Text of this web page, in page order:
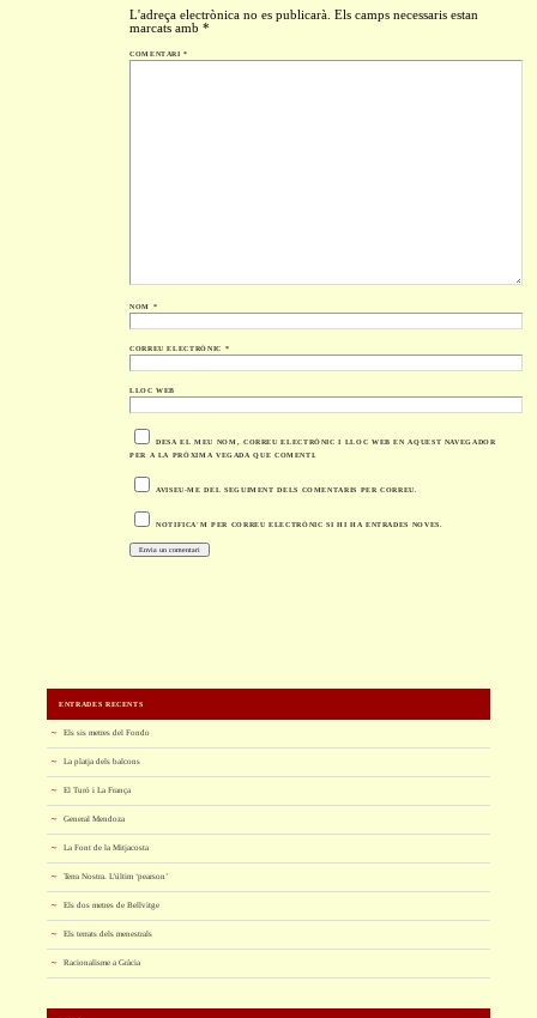
L'adreça electrònica no es publicarà. Els camps necessaris estan
marcats amb *
COMENTARI*
NOM *
CORREU ELECTRÒNIC *
LLOC WEB
DESA EL MEU NOM, CORREU ELECTRÒNIC I LLOC WEB EN AQUEST NAVEGADOR
PER A LA PRÒXIMA VEGADA QUE COMENTI.
AVISEU-ME DEL SEGUIMENT DELS COMENTARIS PER CORREU.
NOTIFICA'M PER CORREU ELECTRÒNIC SI HI HA ENTRADES NOVES.
ENTRADES RECENTS
Els sis metres del Fondo
La platja dels balcons
El Turó i La França
General Mendoza
La Font de la Mitjacosta
Terra Nostra. L’últim ‘pearson’
Els dos metres de Bellvitge
Els terrats dels menestrals
Racionalisme a Gràcia